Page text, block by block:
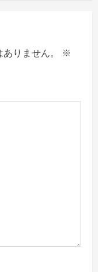
りません。
※